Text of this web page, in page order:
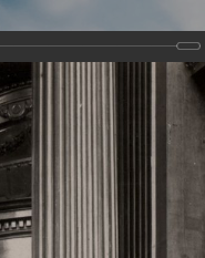
Земли
по
и